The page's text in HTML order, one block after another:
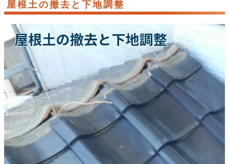
屋根土の撤去と下地調整